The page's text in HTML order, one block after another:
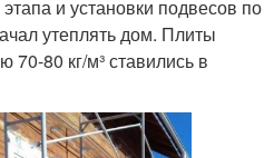
и установки подвесов по
утеплять дом. Плиты
70-80 кг/м³ ставились в